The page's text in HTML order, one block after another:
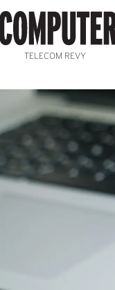
TELECOM REVY